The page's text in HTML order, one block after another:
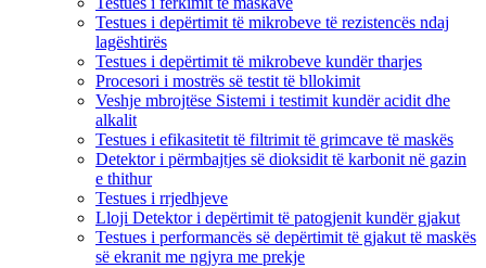
Testues i depërtimit të mikrobeve të rezistencës ndaj
lagështirës
Testues i depërtimit të mikrobeve kundër tharjes
Procesori i mostrës së testit të bllokimit
Veshje mbrojtëse Sistemi i testimit kundër acidit dhe
alkalit
Testues i efikasitetit të filtrimit të grimcave të maskës
Detektor i përmbajtjes së dioksidit të karbonit në gazin
e thithur
Testues i rrjedhjeve
Lloji Detektor i depërtimit të patogjenit kundër gjakut
Testues i performancës së depërtimit të gjakut të maskës
së ekranit me ngjyra me prekje